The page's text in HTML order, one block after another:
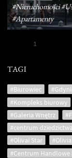
#Nieruchomości
#Apartamenty
1
TAGI
#Biurowiec
#Kompleks biurowy
#Galeria Wnętrz
#centrum
#Olivai Star
#Centrum Handlowe